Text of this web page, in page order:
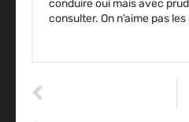
conduire oui mais avec
consulter. On n’aime pas